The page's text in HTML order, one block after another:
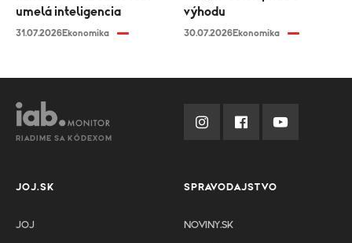
umelá inteligencia
31.07.2026Ekonomika
výhodu
30.07.2026Ekonomika
RIADIME SA KÓDEXOM
JOJ.SK
JOJ
SPRAVODAJSTVO
NOVINY.SK